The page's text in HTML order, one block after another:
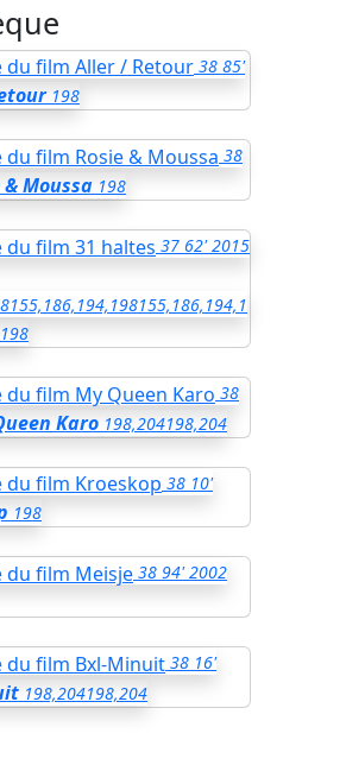
38 85'
198
38
& Moussa 198
37 62' 2015
155,186,194,198155,186,194,1
38
Karo 198,204198,204
38 10'
198
38 94' 2002
38 16'
198,204198,204